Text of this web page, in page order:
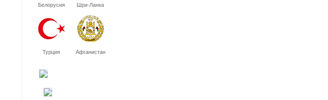
Белорусия Шри-Ланка
Турция Афганистан